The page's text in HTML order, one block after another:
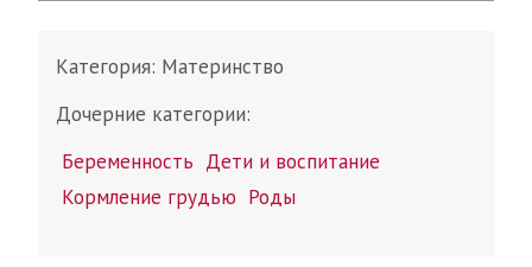
Категория: Материнство
Дочерние категории:
Беременность Дети и воспитание
Кормление грудью Роды